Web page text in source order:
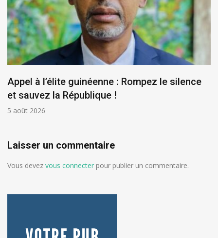
Appel à l’élite guinéenne : Rompez le silence
et sauvez la République !
5 août 2026
Laisser un commentaire
Vous devez vous connecter pour publier un commentaire.